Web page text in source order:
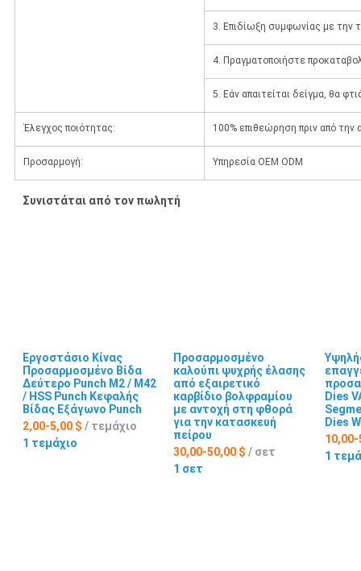
3. Επιδίωξη συμφωνίας με την
4. Πραγματοποιήστε
5. Εάν απαιτείται δείγμα, θα
Έλεγχος ποιότητας: 100% επιθεώρηση πριν από την
Προσαρμογή: Υπηρεσία OEM ODM
Συνιστάται από τον πωλητή
Εργοστάσιο Κίνας
Προσαρμοσμένο Βίδα
Δεύτερο Punch M2 / M42
/ HSS Punch Κεφαλής
Βίδας Εξάγωνο Punch
2,00-5,00 $ / τεμάχιο
1 τεμάχιο
Προσαρμοσμένο
καλούπι ψυχρής έλασης
από εξαιρετικό
καρβίδιο βολφραμίου
με αντοχή στη φθορά
για την κατασκευή
πείρου
30,00-50,00 $ / σετ
1 σετ
Dies
Dies
1